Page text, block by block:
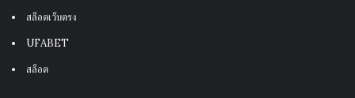
สล็อตเว็บตรง
UFABET
สล็อต